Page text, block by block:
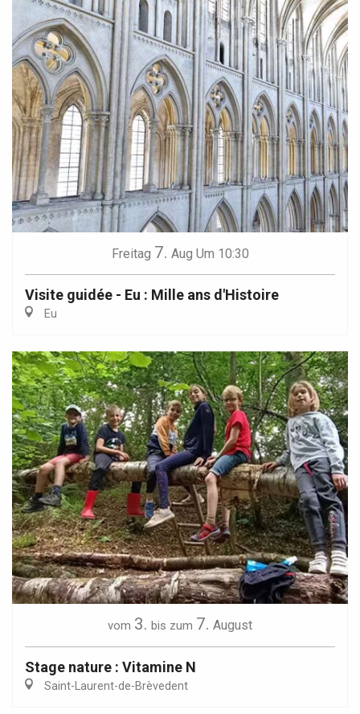
Freitag 7. Aug Um 10:30
Visite guidée - Eu : Mille ans d'Histoire
Eu
vom 3. bis zum 7. August
Stage nature : Vitamine N
Saint-Laurent-de-Brèvedent